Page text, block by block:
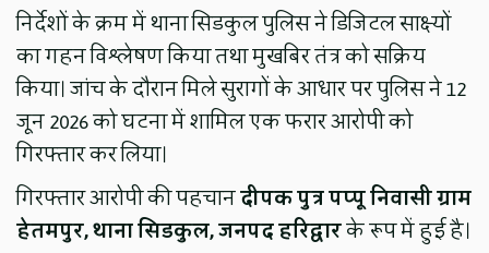
निर्देशों के क्रम में थाना सिडकुल पुलिस ने डिजिटल साक्ष्यों
का गहन विश्लेषण किया तथा मुखबिर तंत्र को सक्रिय
किया। जांच के दौरान मिले सुरागों के आधार पर पुलिस ने 12
जून 2026 को घटना में शामिल एक फरार आरोपी को
गिरफ्तार कर लिया।
गिरफ्तार आरोपी की पहचानदीपक पुत्र पप्पू निवासी ग्राम
हेतमपुर, थाना सिडकुल, जनपद हरिद्वारके रूप में हुई है।